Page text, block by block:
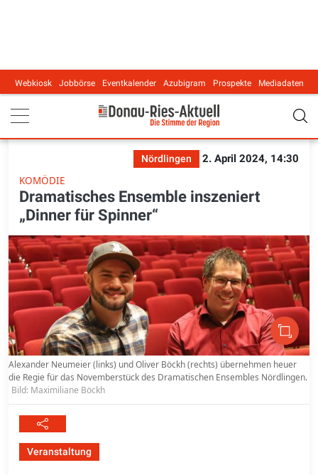
Main navigation
Webkiosk Jobbörse Eventkalender Azubigram Prospekte Mediadaten
Nördlingen
2. April 2024, 14:30
KOMÖDIE
Dramatisches Ensemble inszeniert
„Dinner für Spinner“
Alexander Neumeier (links) und Oliver Böckh (rechts) übernehmen heuer
die Regie für das Novemberstück des Dramatischen Ensembles Nördlingen.
Bild: Maximiliane Böckh
Veranstaltung